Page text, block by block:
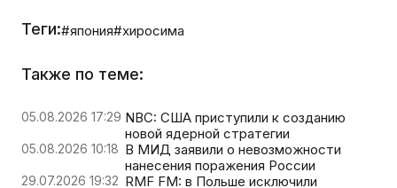
Теги:#япония#хиросима
Также по теме:
05.08.2026 17:29 NBC: США приступили к созданию
новой ядерной стратегии
05.08.2026 10:18 В МИД заявили о невозможности
нанесения поражения России
29.07.2026 19:32 RMF FM: в Польше исключили